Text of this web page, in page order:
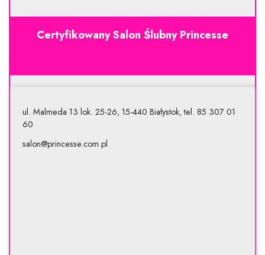
Certyfikowany Salon Ślubny Princesse
ul. Malmeda 13 lok. 25-26, 15-440 Białystok, tel. 85 307 01
60
salon@princesse.com.pl